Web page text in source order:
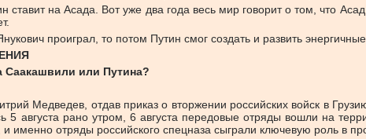
на Асада. Вот уже два года весь мир говорит о том, что
проиграл, то потом Путин смог создать и развить
или Путина?
Медведев, отдав приказ о вторжении российских войск в
5 августа рано утром, 6 августа передовые отряды вошли на
отряды российского спецназа сыграли ключевую роль в